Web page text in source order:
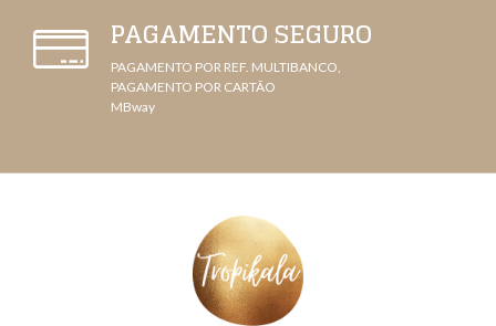
PAGAMENTO SEGURO
PAGAMENTO POR REF. MULTIBANCO,
PAGAMENTO POR CARTÃO
MBway